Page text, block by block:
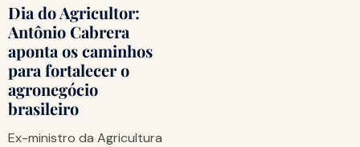
Dia do Agricultor:
Antônio Cabrera
aponta os caminhos
para fortalecer o
agronegócio
brasileiro
Ex-ministro da Agricultura